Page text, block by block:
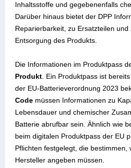
Inhaltsstoffe und gegebenenfalls
Darüber hinaus bietet der DPP
Reparierbarkeit, zu Ersatzteilen
Entsorgung des Produkts.
Die Informationen im Produktpass
Produkt . Ein Produktpass ist
der EU-Batterieverordnung 2023
Code müssen Informationen zu
Lebensdauer und chemischer
Batterie abrufbar sein. Ähnlich wie
beim digitalen Produktpass der EU
Pflichten festgelegt, die bestimmen,
Hersteller angeben müssen.